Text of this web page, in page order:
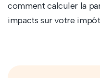
comment calculer la
impacts sur votre